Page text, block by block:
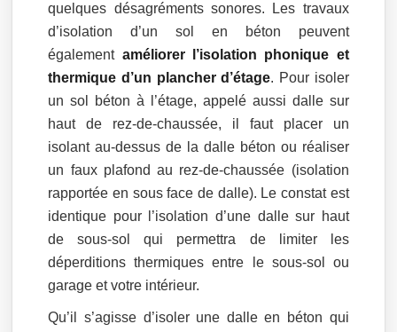
quelques désagréments sonores. Les travaux
d’isolation d’un sol en béton peuvent
également améliorer l’isolation phonique et
thermique d’un plancher d’étage. Pour isoler
un sol béton à l’étage, appelé aussi dalle sur
haut de rez-de-chaussée, il faut placer un
isolant au-dessus de la dalle béton ou réaliser
un faux plafond au rez-de-chaussée (isolation
rapportée en sous face de dalle). Le constat est
identique pour l’isolation d’une dalle sur haut
de sous-sol qui permettra de limiter les
déperditions thermiques entre le sous-sol ou
garage et votre intérieur.
Qu’il s’agisse d’isoler une dalle en béton qui